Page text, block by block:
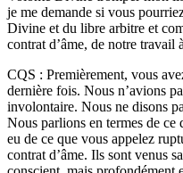
je me demande si vous
Divine et du libre arbitre et
contrat d’âme, de notre travail
CQS : Premièrement, vous
dernière fois. Nous n’avions
involontaire. Nous ne disons
Nous parlions en termes de
eu de ce que vous appelez
contrat d’âme. Ils sont venus